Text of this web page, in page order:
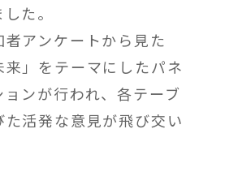
た。
者アンケートから見た
」をテーマにしたパネ
ンが行われ、各テーブ
た活発な意見が飛び交い